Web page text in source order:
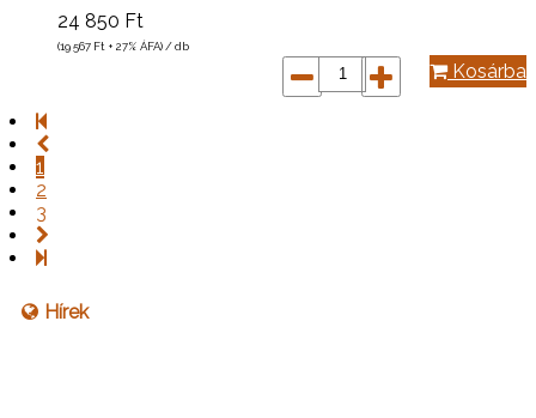
24 850 Ft
(19 567 Ft + 27% ÁFA) / db
Kosárba
1
2
3
Hírek